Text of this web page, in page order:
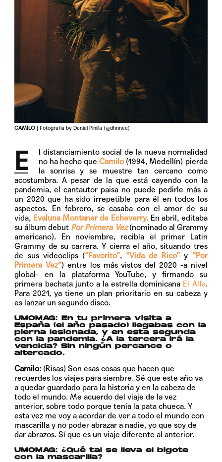
CAMILO | Fotografía by Daniel Pinilla (@dhnnee)
E
l distanciamiento social de la nueva normalidad
no ha hecho queCamilo(1994, Medellín) pierda
la sonrisa y se muestre tan cercano como
acostumbra. A pesar de la que está cayendo con la
pandemia, el cantautor paisa no puede pedirle más a
un 2020 que ha sido irrepetible para él en todos los
aspectos. En febrero, se casaba con el amor de su
vida, Evaluna Montaner de Echeverry. En abril, editaba
su álbum debut Por Primera Vez(nominado al Grammy
americano). En noviembre, recibía el primer Latin
Grammy de su carrera. Y cierra el año, situando tres
de sus videoclips (“Favorito”, “Vida de Rico” y “Por
Primera Vez”) entre los más vistos del 2020 -a nivel
global- en la plataforma YouTube, y firmando su
primera bachata junto a la estrella dominicana El Alfa.
Para 2021, ya tiene un plan prioritario en su cabeza y
es lanzar un segundo disco.
UMOMAG:En tu primera visita a
España (el año pasado) llegabas con la
pierna lesionada, y en esta segunda
con la pandemia. ¿A la tercera irá la
vencida? Sin ningún percance o
altercado.
Camilo: (Risas) Son esas cosas que hacen que
recuerdes los viajes para siembre. Sé que este año va
a quedar guardado para la historia y en la cabeza de
todo el mundo. Me acuerdo del viaje de la vez
anterior, sobre todo porque tenía la pata chueca. Y
esta vez me voy a acordar de ver a todo el mundo con
mascarilla y no poder abrazar a nadie, yo que soy de
dar abrazos. Sí que es un viaje diferente al anterior.
UMOMAG:¿Qué tal se lleva el bigote
con la mascarilla?